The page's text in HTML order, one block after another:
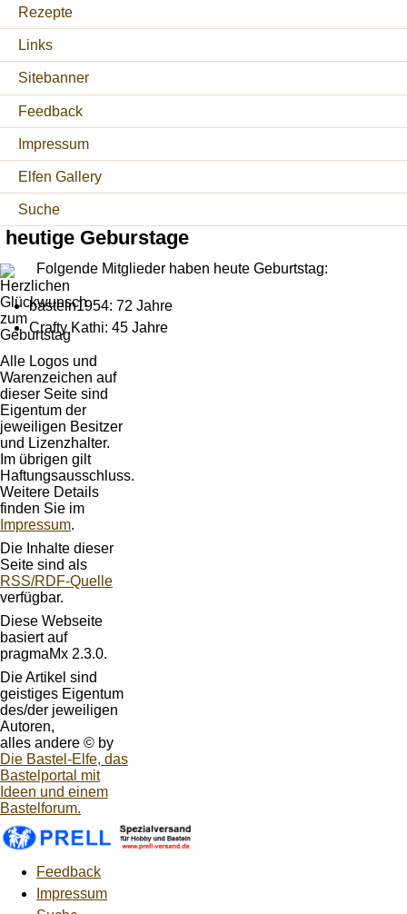
Rezepte
Links
Sitebanner
Feedback
Impressum
Elfen Gallery
Suche
heutige Geburstage
Folgende Mitglieder haben heute Geburtstag:
basteln1954: 72 Jahre
Crafty Kathi: 45 Jahre
Alle Logos und
Warenzeichen auf
dieser Seite sind
Eigentum der
jeweiligen Besitzer
und Lizenzhalter.
Im übrigen gilt
Haftungsausschluss.
Weitere Details
finden Sie im
Impressum.
Die Inhalte dieser
Seite sind als
RSS/RDF-Quelle
verfügbar.
Diese Webseite
basiert auf
pragmaMx 2.3.0.
Die Artikel sind
geistiges Eigentum
des/der jeweiligen
Autoren,
alles andere © by
Die Bastel-Elfe, das
Bastelportal mit
Ideen und einem
Bastelforum.
Feedback
Impressum